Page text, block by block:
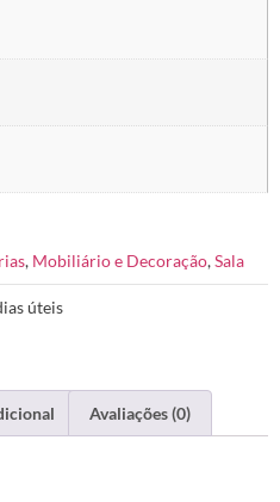
, Mobiliário e Decoração,Sala
úteis
Avaliações (0)